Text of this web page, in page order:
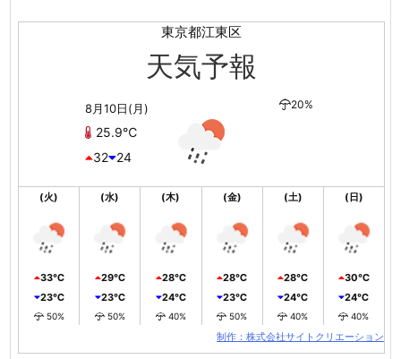
東京都江東区
天気予報
8月10日(月)
25.9℃
32 24
20%
(火)
33℃
23℃
50%
(水)
29℃
23℃
50%
(木)
28℃
24℃
40%
(金)
28℃
23℃
50%
(土)
28℃
24℃
40%
(日)
30℃
24℃
40%
制作：株式会社サイトクリエーション